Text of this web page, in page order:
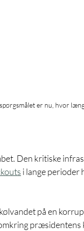
er nu, hvor
Den kritiske
i lange perioder
på en
præsidentens